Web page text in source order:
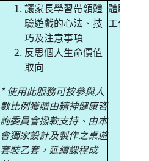
讓家長學習帶領體
驗遊戲的心法、技
巧及注意事項
反思個人生命價值
取向
* 使用此服務可按參與人
數比例獲贈由精神健康咨
詢委員會撥款支持、由本
會獨家設計及製作之桌遊
套裝乙套，延續課程成
體驗+培
工作坊